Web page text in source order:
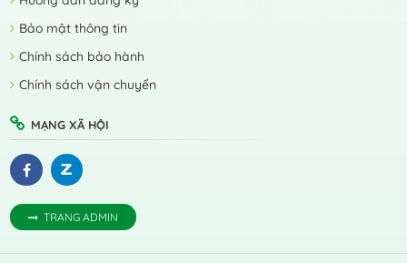
Bảo mật thông tin
Chính sách bảo hành
Chính sách vận chuyển
MẠNG XÃ HỘI
TRANG ADMIN